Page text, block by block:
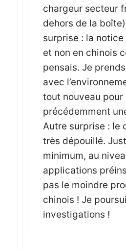
chargeur secteur
dehors de la
surprise : la
et non en chinois
pensais. Je
avec
tout nouveau pour
précédemment
Autre surprise : le
très dépouillé.
minimum, au
applications
pas le moindre
chinois ! Je
investigations !